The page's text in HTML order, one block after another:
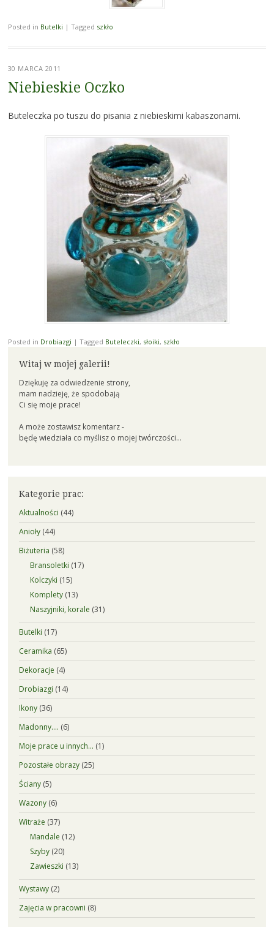
Posted in Butelki | Tagged szkło
30 MARCA 2011
Niebieskie Oczko
Buteleczka po tuszu do pisania z niebieskimi kabaszonami.
Posted in Drobiazgi | Tagged Buteleczki, słoiki, szkło
Witaj w mojej galerii!
Dziękuję za odwiedzenie strony,
mam nadzieję, że spodobają
Ci się moje prace!
A może zostawisz komentarz -
będę wiedziała co myślisz o mojej twórczości...
Kategorie prac:
Aktualności (44)
Anioły(44)
Biżuteria (58)
Bransoletki (17)
Kolczyki (15)
Komplety(13)
Naszyjniki, korale (31)
Butelki (17)
Ceramika (65)
Dekoracje (4)
Drobiazgi (14)
Ikony(36)
Madonny…. (6)
Moje prace u innych… (1)
Pozostałe obrazy(25)
Ściany(5)
Wazony(6)
Witraże (37)
Mandale (12)
Szyby(20)
Zawieszki (13)
Wystawy(2)
Zajęcia w pracowni (8)